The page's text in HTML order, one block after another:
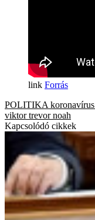
Forrás
POLITIKA koronavírus
viktor trevor noah
Kapcsolódó cikkek